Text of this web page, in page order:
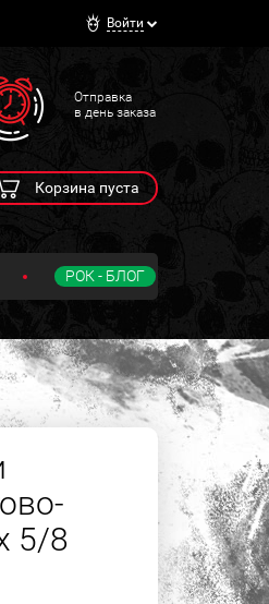
Войти
Отправка
в день заказа
Корзина пуста
РОК - БЛОГ
5/8